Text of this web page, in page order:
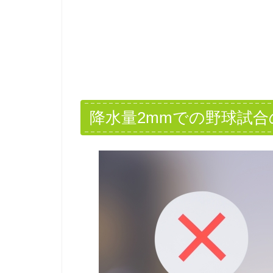
降水量2mmでの野球試